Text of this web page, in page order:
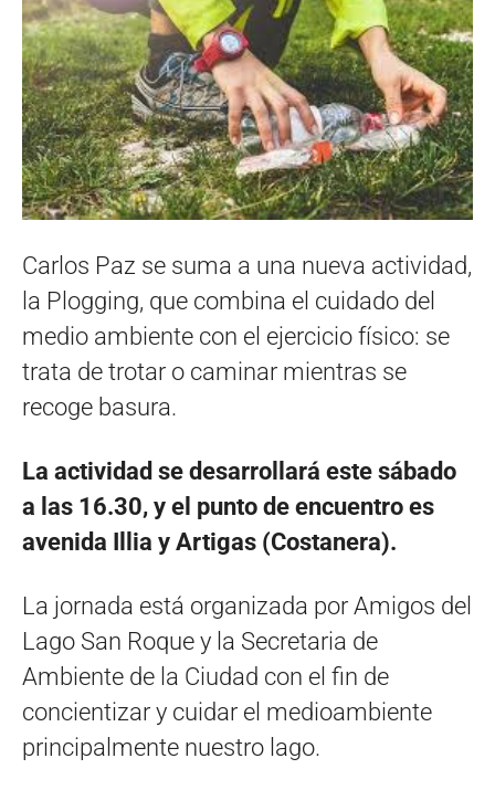
Carlos Paz se suma a una nueva actividad,
la Plogging, que combina el cuidado del
medio ambiente con el ejercicio físico: se
trata de trotar o caminar mientras se
recoge basura.
La actividad se desarrollará este sábado
a las 16.30, y el punto de encuentro es
avenida Illia y Artigas (Costanera).
La jornada está organizada por Amigos del
Lago San Roque y la Secretaria de
Ambiente de la Ciudad con el fin de
concientizar y cuidar el medioambiente
principalmente nuestro lago.